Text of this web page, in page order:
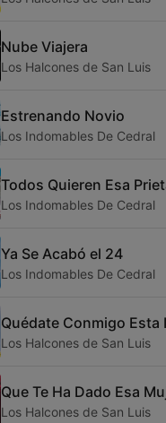
Nube Viajera
Los Halcones de San Luis
Estrenando Novio
Los Indomables De Cedral
Todos Quieren Esa
Los Indomables De Cedral
Ya Se Acabó el 24
Los Indomables De Cedral
Quédate Conmigo Esta
Los Halcones de San Luis
Que Te Ha Dado Esa
Los Halcones de San Luis